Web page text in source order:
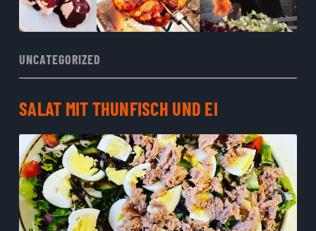
UNCATEGORIZED
SALAT MIT THUNFISCH UND EI